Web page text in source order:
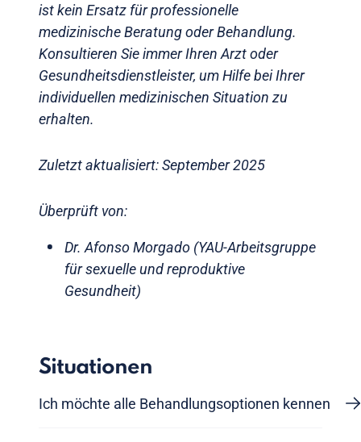
ist kein Ersatz für professionelle
medizinische Beratung oder Behandlung.
Konsultieren Sie immer Ihren Arzt oder
Gesundheitsdienstleister, um Hilfe bei Ihrer
individuellen medizinischen Situation zu
erhalten.
Zuletzt aktualisiert: September 2025
Überprüft von:
Dr. Afonso Morgado (YAU-Arbeitsgruppe
für sexuelle und reproduktive
Gesundheit)
Situationen
Ich möchte alle Behandlungsoptionen kennen